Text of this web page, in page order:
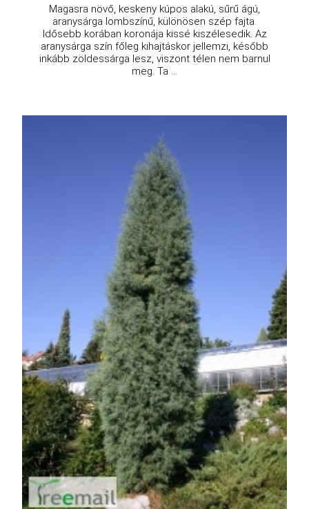
Magasra növő, keskeny kúpos alakú, sűrű ágú,
aranysárga lombszínű, különösen szép fajta.
Idősebb korában koronája kissé kiszélesedik. Az
aranysárga szín főleg kihajtáskor jellemzi, később
inkább zöldessárga lesz, viszont télen nem barnul
meg. Ta ...